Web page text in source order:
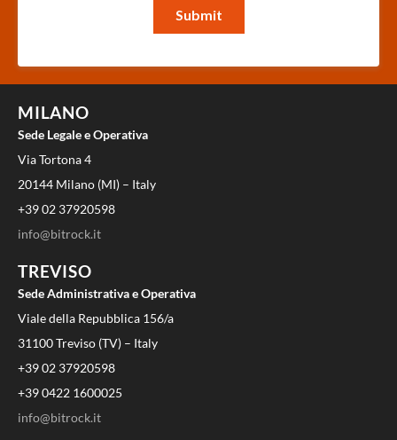
MILANO
Sede Legale e Operativa
Via Tortona 4
20144 Milano (MI) – Italy
+39 02 37920598
info@bitrock.it
TREVISO
Sede Administrativa e Operativa
Viale della Repubblica 156/a
31100 Treviso (TV) – Italy
+39 02 37920598
+39 0422 1600025
info@bitrock.it